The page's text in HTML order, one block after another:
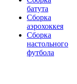
батута
Сборка
аэрохоккея
Сборка
настольного
футбола